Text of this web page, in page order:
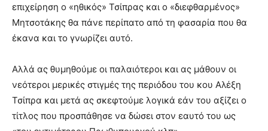
επιχείρηση ο «ηθικός» Τσίπρας και ο «διεφθαρμένος»
Μητσοτάκης θα πάνε περίπατο από τη φασαρία που θα
έκανα και το γνωρίζει αυτό.
Αλλά ας θυμηθούμε οι παλαιότεροι και ας μάθουν οι
νεότεροι μερικές στιγμές της περιόδου του κου Αλέξη
Τσίπρα και μετά ας σκεφτούμε λογικά εάν του αξίζει ο
τίτλος που προσπάθησε να δώσει στον εαυτό του ως